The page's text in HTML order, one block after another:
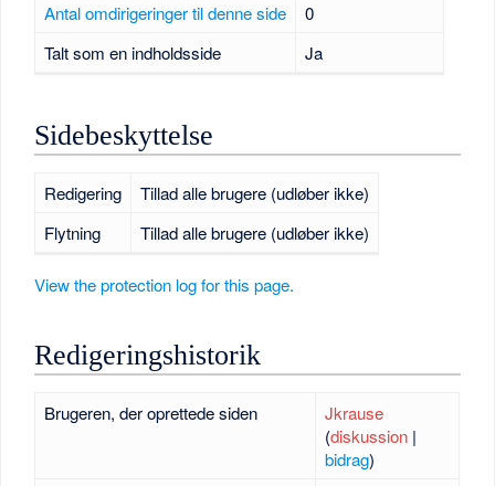
Antal omdirigeringer til denne side
0
Talt som en indholdsside
Ja
Sidebeskyttelse
Redigering
Tillad alle brugere (udløber ikke)
Flytning
Tillad alle brugere (udløber ikke)
View the protection log for this page.
Redigeringshistorik
Brugeren, der oprettede siden
Jkrause
(diskussion|
bidrag)